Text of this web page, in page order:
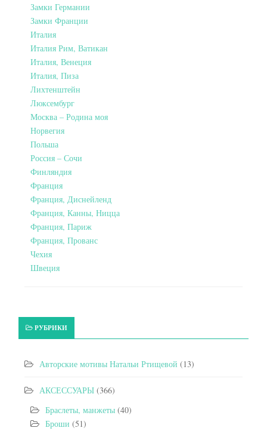
Замки Германии
Замки Франции
Италия
Италия Рим, Ватикан
Италия, Венеция
Италия, Пиза
Лихтенштейн
Люксембург
Москва – Родина моя
Норвегия
Польша
Россия – Сочи
Финляндия
Франция
Франция, Диснейленд
Франция, Канны, Ницца
Франция, Париж
Франция, Прованс
Чехия
Швеция
РУБРИКИ
Авторские мотивы Натальи Ртищевой (13)
АКСЕССУАРЫ (366)
Браслеты, манжеты (40)
Броши (51)